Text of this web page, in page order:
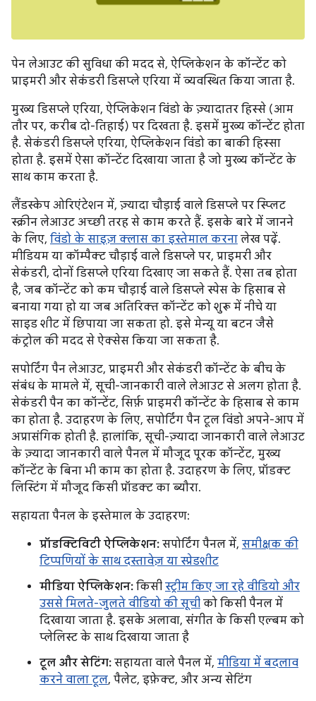
पेन लेआउट की सुविधा की मदद से, ऐप्लिकेशन के कॉन्टेंट को
प्राइमरी और सेकंडरी डिसप्ले एरिया में व्यवस्थित किया जाता है.
मुख्य डिसप्ले एरिया, ऐप्लिकेशन विंडो के ज़्यादातर हिस्से (आम
तौर पर, करीब दो-तिहाई) पर दिखता है. इसमें मुख्य कॉन्टेंट होता
है. सेकंडरी डिसप्ले एरिया, ऐप्लिकेशन विंडो का बाकी हिस्सा
होता है. इसमें ऐसा कॉन्टेंट दिखाया जाता है जो मुख्य कॉन्टेंट के
साथ काम करता है.
लैंडस्केप ओरिएंटेशन में, ज़्यादा चौड़ाई वाले डिसप्ले पर स्प्लिट
स्क्रीन लेआउट अच्छी तरह से काम करते हैं. इसके बारे में जानने
के लिए, विंडो के साइज़ क्लास का इस्तेमाल करना लेख पढ़ें.
मीडियम या कॉम्पैक्ट चौड़ाई वाले डिसप्ले पर, प्राइमरी और
सेकंडरी, दोनों डिसप्ले एरिया दिखाए जा सकते हैं. ऐसा तब होता
है, जब कॉन्टेंट को कम चौड़ाई वाले डिसप्ले स्पेस के हिसाब से
बनाया गया हो या जब अतिरिक्त कॉन्टेंट को शुरू में नीचे या
साइड शीट में छिपाया जा सकता हो. इसे मेन्यू या बटन जैसे
कंट्रोल की मदद से ऐक्सेस किया जा सकता है.
सपोर्टिंग पैन लेआउट, प्राइमरी और सेकंडरी कॉन्टेंट के बीच के
संबंध के मामले में, सूची-जानकारी वाले लेआउट से अलग होता है.
सेकंडरी पैन का कॉन्टेंट, सिर्फ़ प्राइमरी कॉन्टेंट के हिसाब से काम
का होता है. उदाहरण के लिए, सपोर्टिंग पैन टूल विंडो अपने-आप में
अप्रासंगिक होती है. हालांकि, सूची-ज़्यादा जानकारी वाले लेआउट
के ज़्यादा जानकारी वाले पैनल में मौजूद पूरक कॉन्टेंट, मुख्य
कॉन्टेंट के बिना भी काम का होता है. उदाहरण के लिए, प्रॉडक्ट
लिस्टिंग में मौजूद किसी प्रॉडक्ट का ब्यौरा.
सहायता पैनल के इस्तेमाल के उदाहरण:
प्रॉडक्टिविटी ऐप्लिकेशन: सपोर्टिंग पैनल में, समीक्षक की
टिप्पणियों के साथ दस्तावेज़ या स्प्रेडशीट
मीडिया ऐप्लिकेशन: किसी स्ट्रीम किए जा रहे वीडियो और
उससे मिलते-जुलते वीडियो की सूची को किसी पैनल में
दिखाया जाता है. इसके अलावा, संगीत के किसी एल्बम को
प्लेलिस्ट के साथ दिखाया जाता है
टूल और सेटिंग: सहायता वाले पैनल में, मीडिया में बदलाव
करने वाला टूल, पैलेट, इफ़ेक्ट, और अन्य सेटिंग